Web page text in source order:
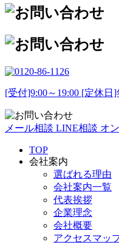
[受付]9:00～19:00 [定休日
メール相談 LINE相談 オ
TOP
会社案内
選ばれる理由
会社案内一覧
代表挨拶
企業理念
会社概要
アクセスマッ